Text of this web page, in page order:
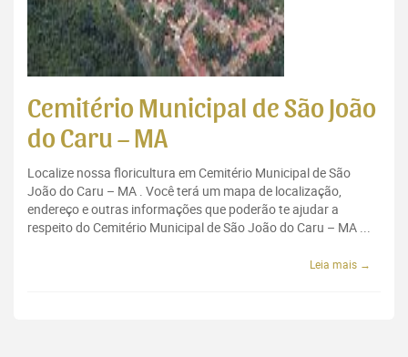
Cemitério Municipal de São João
do Caru – MA
Localize nossa floricultura em Cemitério Municipal de São
João do Caru – MA . Você terá um mapa de localização,
endereço e outras informações que poderão te ajudar a
respeito do Cemitério Municipal de São João do Caru – MA ...
Leia mais →